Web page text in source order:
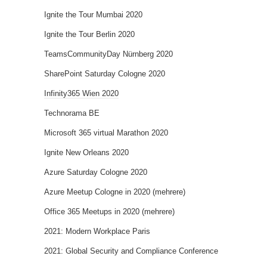
Ignite the Tour Mumbai 2020
Ignite the Tour Berlin 2020
TeamsCommunityDay Nürnberg 2020
SharePoint Saturday Cologne 2020
Infinity365 Wien 2020
Technorama BE
Microsoft 365 virtual Marathon 2020
Ignite New Orleans 2020
Azure Saturday Cologne 2020
Azure Meetup Cologne in 2020 (mehrere)
Office 365 Meetups in 2020 (mehrere)
2021: Modern Workplace Paris
2021: Global Security and Compliance Conference